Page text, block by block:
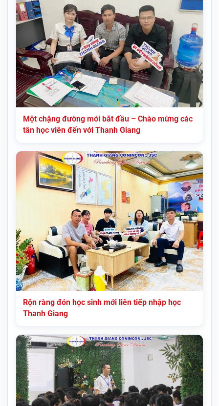
Một chặng đường mới bắt đầu – Chào mừng các
tân học viên đến với Thanh Giang
Rộn ràng đón học sinh mới liên tiếp nhập học
Thanh Giang